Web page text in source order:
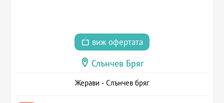
виж офертата
Слънчев Бряг
Жерави - Слънчев бряг